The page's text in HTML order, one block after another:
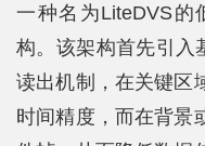
一种名为LiteDVS的
构。该架构首先引入
读出机制，在关键区
时间精度，而在背景